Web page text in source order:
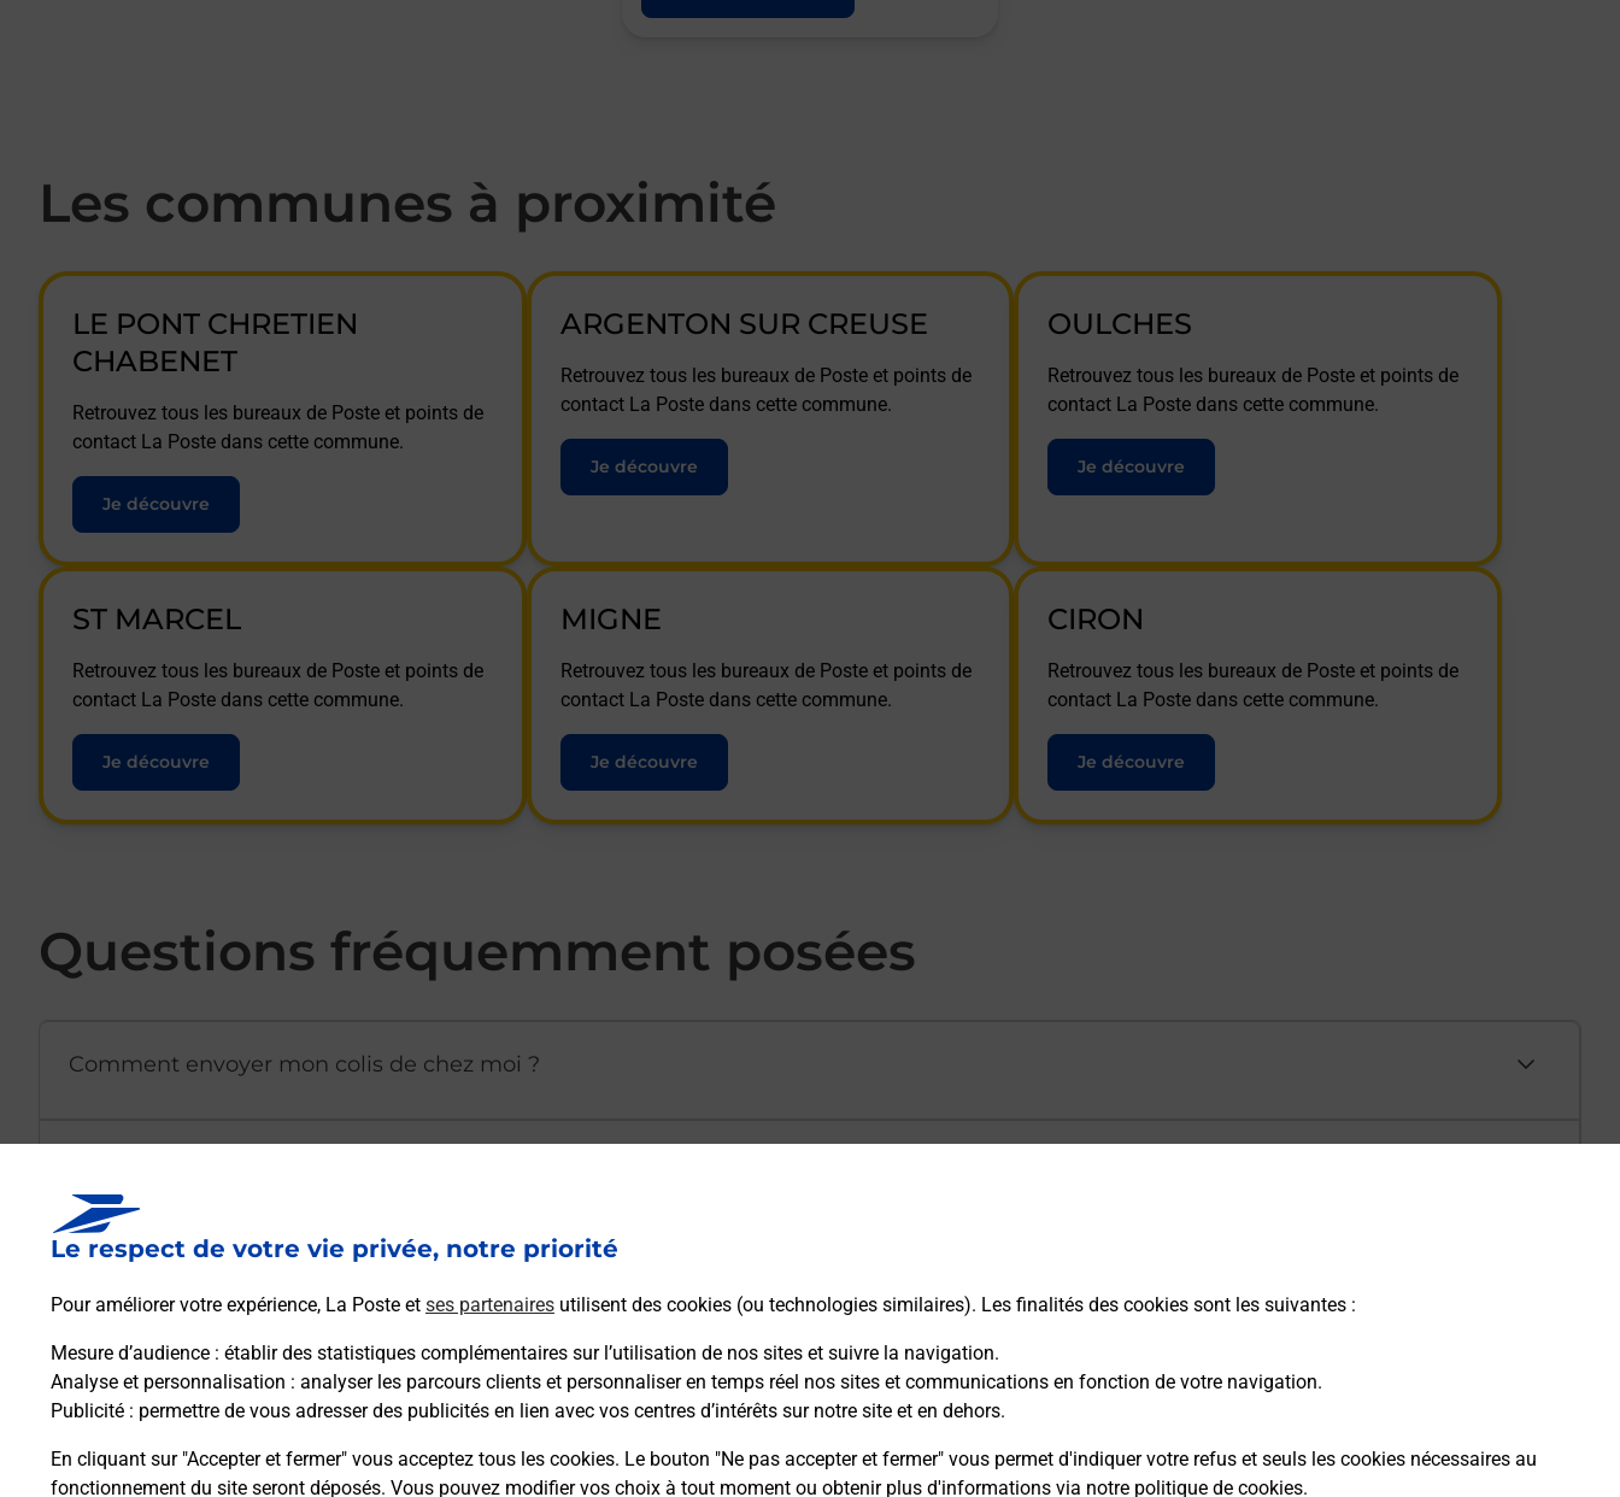
Le respect de votre vie privée, notre priorité
Pour améliorer votre expérience, La Poste et ses partenaires utilisent des cookies (ou technologies similaires). Les finalités des cookies sont les suivantes :
Mesure d’audience : établir des statistiques complémentaires sur l’utilisation de nos sites et suivre la navigation.
Analyse et personnalisation : analyser les parcours clients et personnaliser en temps réel nos sites et communications en fonction de votre navigation.
Publicité : permettre de vous adresser des publicités en lien avec vos centres d’intérêts sur notre site et en dehors.
En cliquant sur "Accepter et fermer" vous acceptez tous les cookies. Le bouton "Ne pas accepter et fermer" vous permet d'indiquer votre refus et seuls les cookies nécessaires au
fonctionnement du site seront déposés. Vous pouvez modifier vos choix à tout moment ou obtenir plus d'informations via notre politique de cookies.
Les communes à proximité
LE PONT CHRETIEN
CHABENET
Retrouvez tous les bureaux de Poste et points de
contact La Poste dans cette commune.
Je découvre
ARGENTON SUR CREUSE
Retrouvez tous les bureaux de Poste et points de
contact La Poste dans cette commune.
Je découvre
OULCHES
Retrouvez tous les bureaux de Poste et points de
contact La Poste dans cette commune.
Je découvre
ST MARCEL
Retrouvez tous les bureaux de Poste et points de
contact La Poste dans cette commune.
Je découvre
MIGNE
Retrouvez tous les bureaux de Poste et points de
contact La Poste dans cette commune.
Je découvre
CIRON
Retrouvez tous les bureaux de Poste et points de
contact La Poste dans cette commune.
Je découvre
Questions fréquemment posées
Comment envoyer mon colis de chez moi ?
Comment demander une modification de livraison ?
Comment La Poste participe-t-elle à votre sécurité au quotidien ?
Puis-je passer mon code de la route avec La Poste et sous quelles conditions ?